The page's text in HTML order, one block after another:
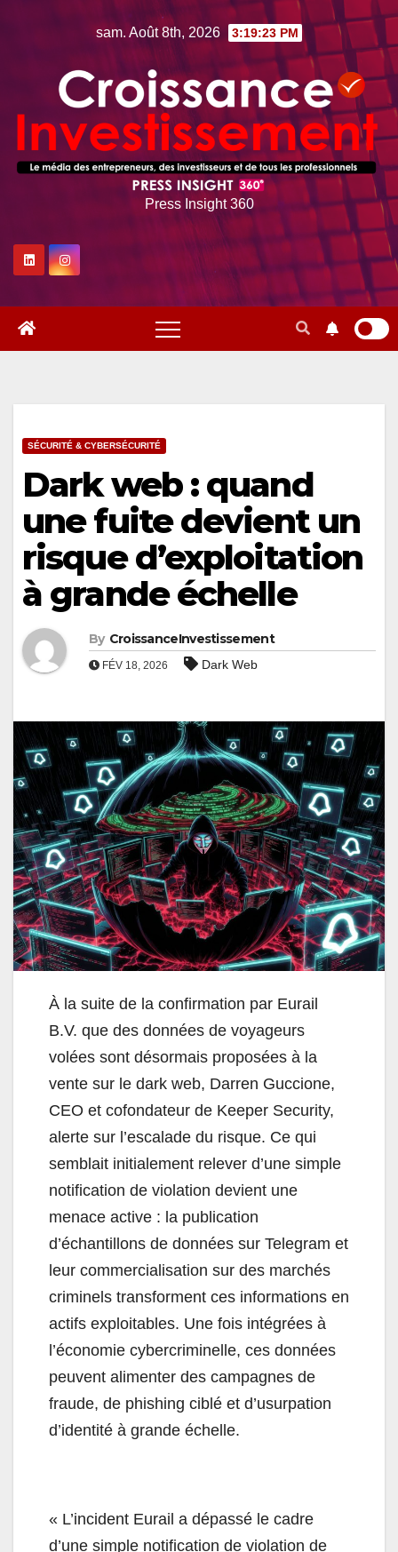
sam. Août 8th, 2026 3:19:24 PM
Press Insight 360
SÉCURITÉ & CYBERSÉCURITÉ
Dark web : quand
une fuite devient un
risque d’exploitation
à grande échelle
By CroissanceInvestissement
FÉV 18, 2026 Dark Web
À la suite de la confirmation par Eurail
B.V. que des données de voyageurs
volées sont désormais proposées à la
vente sur le dark web, Darren Guccione,
CEO et cofondateur de Keeper Security,
alerte sur l’escalade du risque. Ce qui
semblait initialement relever d’une simple
notification de violation devient une
menace active : la publication
d’échantillons de données sur Telegram et
leur commercialisation sur des marchés
criminels transforment ces informations en
actifs exploitables. Une fois intégrées à
l’économie cybercriminelle, ces données
peuvent alimenter des campagnes de
fraude, de phishing ciblé et d’usurpation
d’identité à grande échelle.
« L’incident Eurail a dépassé le cadre
d’une simple notification de violation de